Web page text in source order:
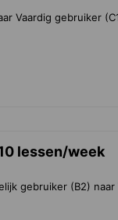
Vaardig gebruiker
lessen/week
gebruiker (B2) naar